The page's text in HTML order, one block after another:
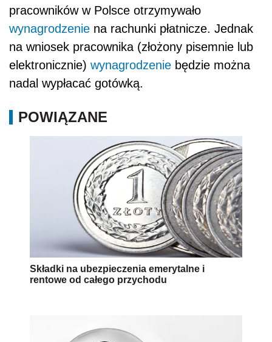
pracowników w Polsce otrzymywało
wynagrodzenie na rachunki płatnicze. Jednak
na wniosek pracownika (złożony pisemnie lub
elektronicznie) wynagrodzenie będzie można
nadal wypłacać gotówką.
POWIĄZANE
Składki na ubezpieczenia emerytalne i
rentowe od całego przychodu